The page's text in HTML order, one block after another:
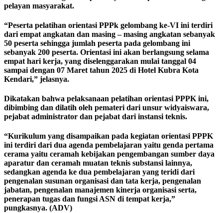
pelayan masyarakat.
“Peserta pelatihan orientasi PPPk gelombang ke-VI ini terdiri
dari empat angkatan dan masing – masing angkatan sebanyak
50 peserta sehingga jumlah peserta pada gelombang ini
sebanyak 200 peserta. Orientasi ini akan berlangsung selama
empat hari kerja, yang diselenggarakan mulai tanggal 04
sampai dengan 07 Maret tahun 2025 di Hotel Kubra Kota
Kendari,” jelasnya.
Dikatakan bahwa pelaksanaan pelatihan orientasi PPPK ini,
dibimbing dan dilatih oleh pemateri dari unsur widyaiswara,
pejabat administrator dan pejabat dari instansi teknis.
“Kurikulum yang disampaikan pada kegiatan orientasi PPPK
ini terdiri dari dua agenda pembelajaran yaitu genda pertama
cerama yaitu ceramah kebijakan pengembangan sumber daya
aparatur dan ceramah muatan teknis substansi lainnya,
sedangkan agenda ke dua pembelajaran yang teridi dari
pengenalan susunan organisasi dan tata kerja, pengenalan
jabatan, pengenalan manajemen kinerja organisasi serta,
penerapan tugas dan fungsi ASN di tempat kerja,”
pungkasnya. (ADV)